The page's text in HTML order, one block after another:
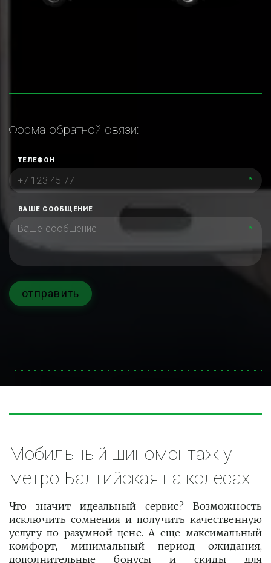
Форма обратной связи:
ТЕЛЕФОН
*
ВАШЕ СООБЩЕНИЕ
*
отправить
Мобильный шиномонтаж у
метро Балтийская на колесах
Что значит идеальный сервис? Возможность
исключить сомнения и получить качественную
услугу по разумной цене. А еще максимальный
комфорт, минимальный период ожидания,
дополнительные бонусы и скиды для